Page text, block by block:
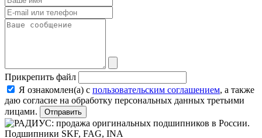
Прикрепить файл
Я ознакомлен(а) с пользовательским соглашением, а также
даю согласие на обработку персональных данных третьими
лицами.
Отправить